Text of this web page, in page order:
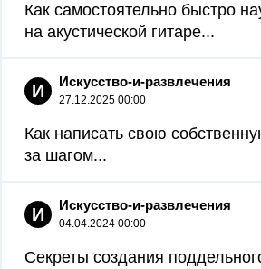
Как самостоятельно быстро
на акустической гитаре...
И Искусство-и-развлечения
27.12.2025 00:00
Как написать свою
за шагом...
И Искусство-и-развлечения
04.04.2024 00:00
Секреты создания